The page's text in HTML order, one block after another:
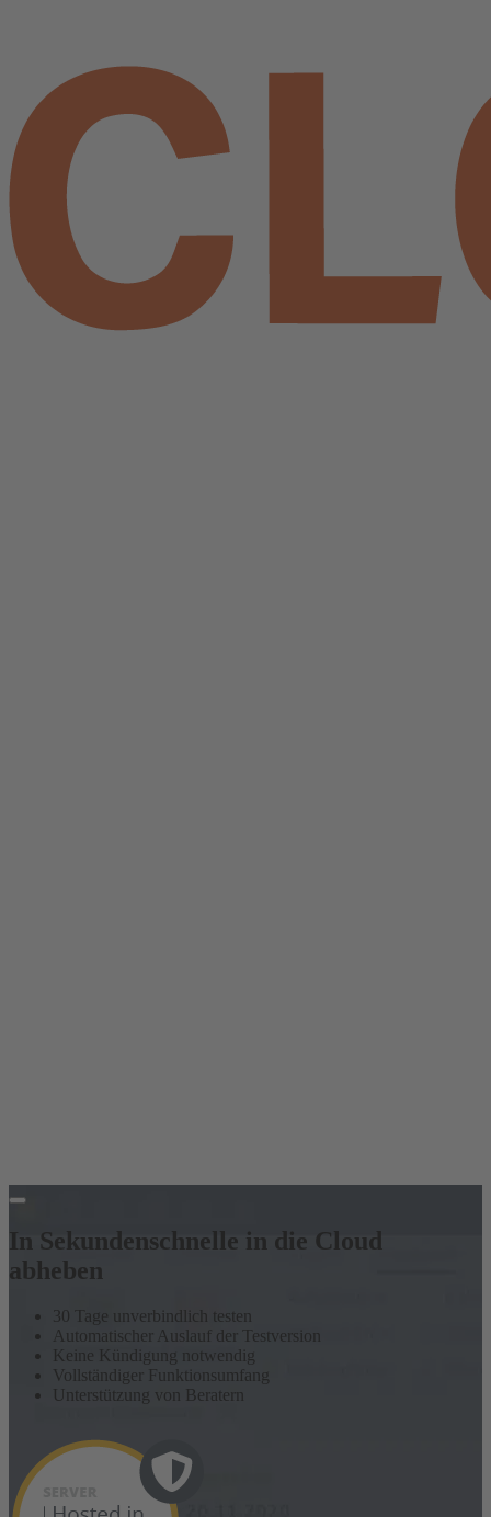
In Sekundenschnelle in die Cloud
abheben
30 Tage unverbindlich testen
Automatischer Auslauf der Testversion
Keine Kündigung notwendig
Vollständiger Funktionsumfang
Unterstützung von Beratern